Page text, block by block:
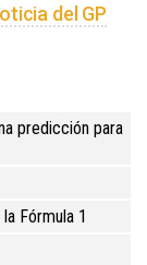
del GP
predicción para
Fórmula 1